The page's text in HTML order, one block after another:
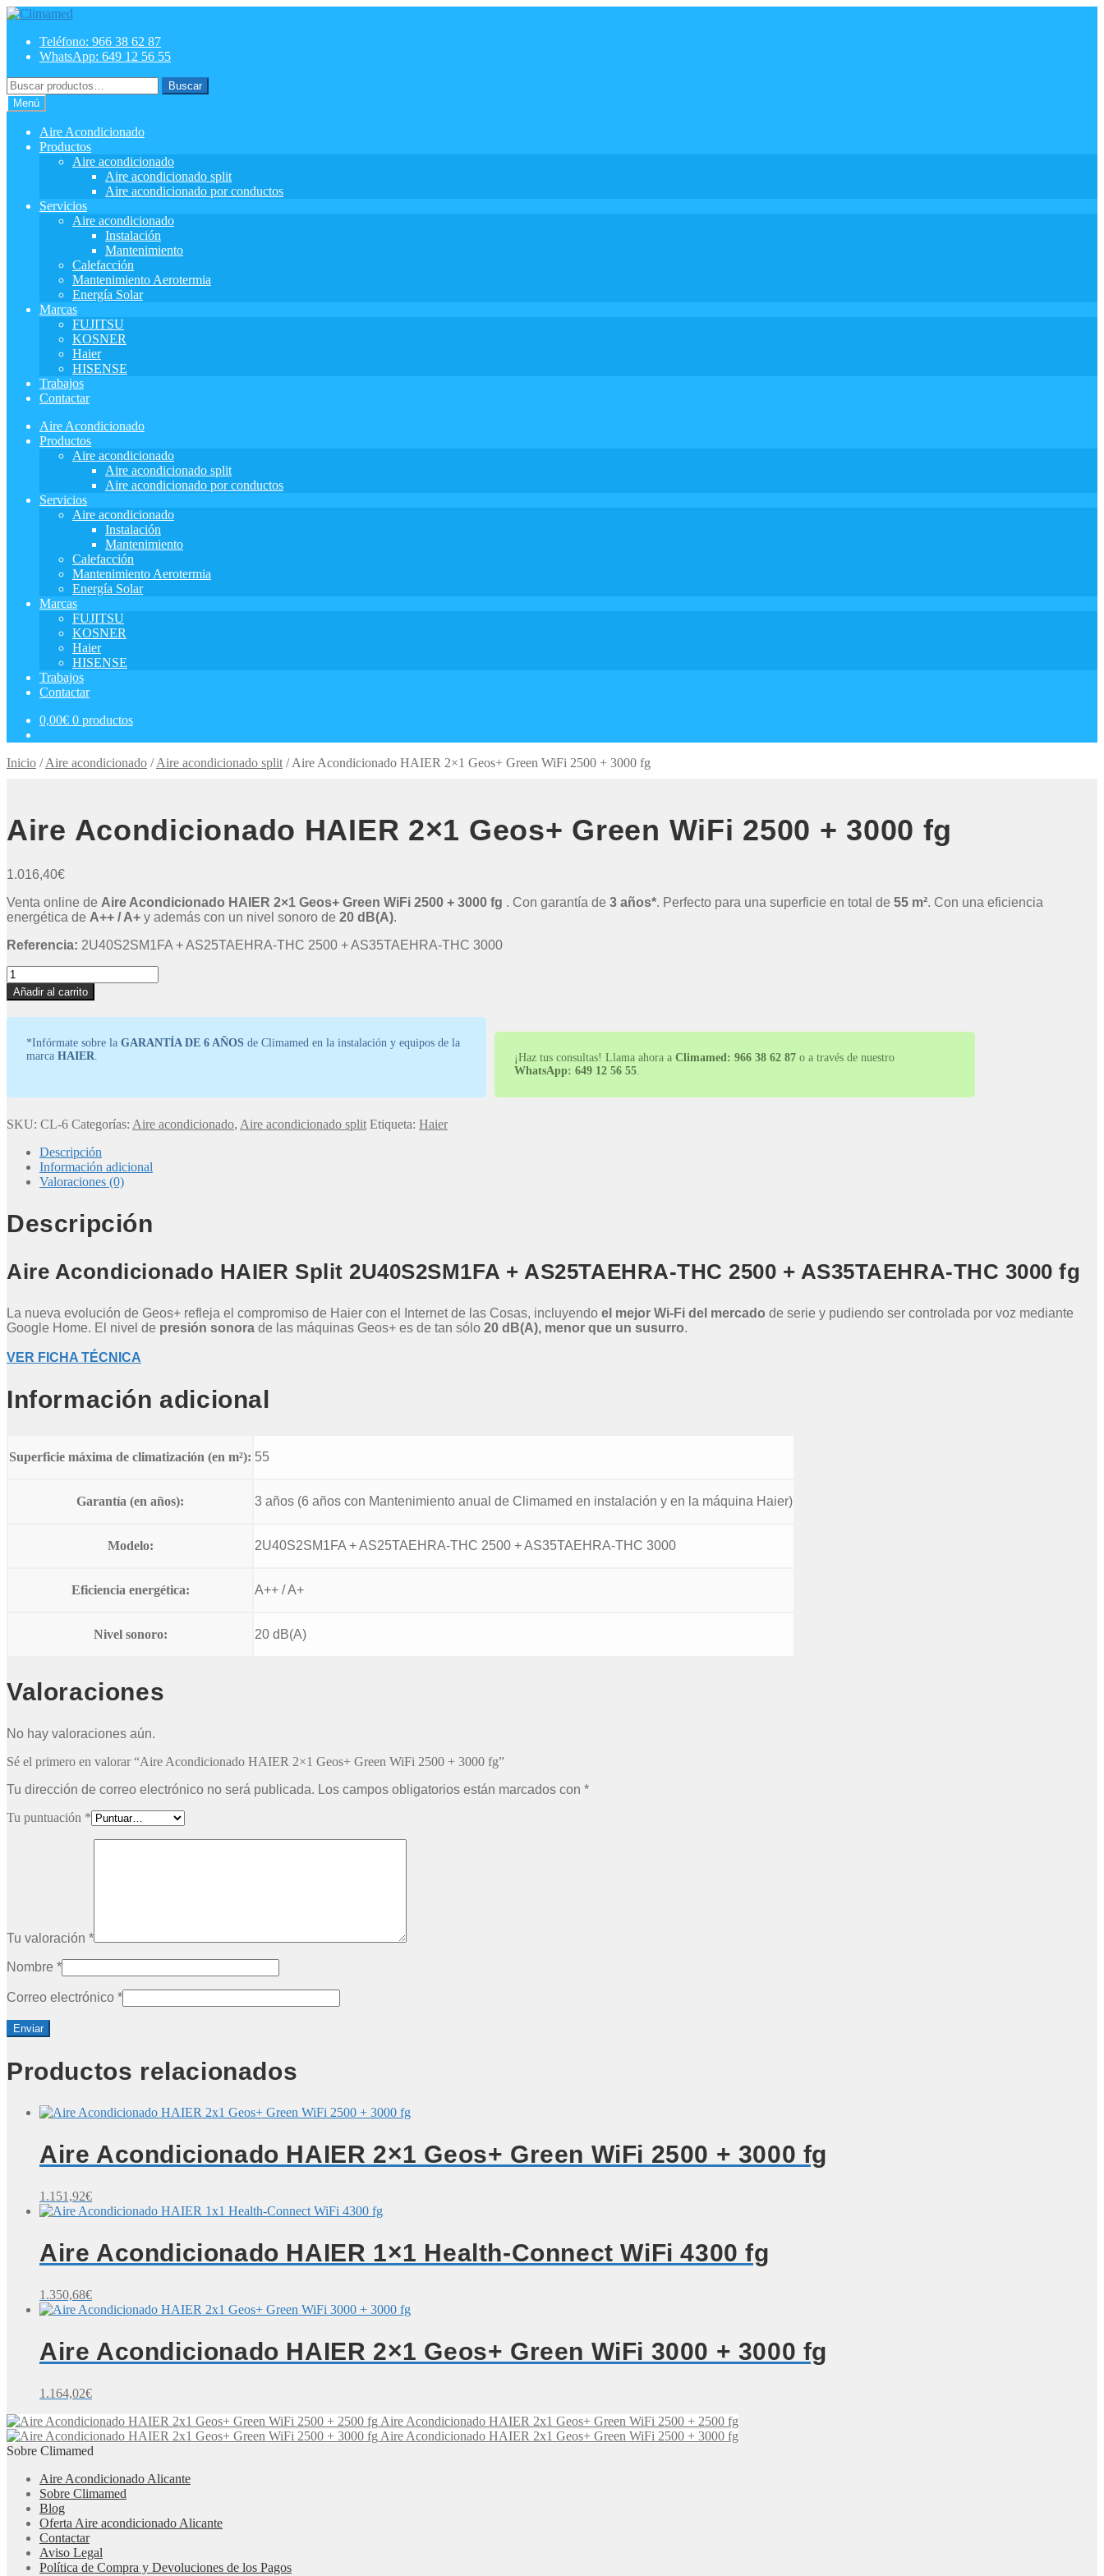
Ir
navegación
Ir
contenidoTeléfono: 966 38 62 87
WhatsApp: 649 12 56 55
Buscar
por:
Buscar
Menú
Aire Acondicionado
Productos
Aire acondicionado
Aire acondicionado split
Aire acondicionado por conductos
Servicios
Aire acondicionado
Instalación
Mantenimiento
Calefacción
Mantenimiento Aerotermia
Energía Solar
Marcas
FUJITSU
KOSNER
Haier
HISENSE
Trabajos
Contactar
Aire Acondicionado
Productos
Aire acondicionado
Aire acondicionado split
Aire acondicionado por conductos
Servicios
Aire acondicionado
Instalación
Mantenimiento
Calefacción
Mantenimiento Aerotermia
Energía Solar
Marcas
FUJITSU
KOSNER
Haier
HISENSE
Trabajos
Contactar
0,00€ 0 productos
Inicio /Aire acondicionado /Aire acondicionado split /Aire Acondicionado HAIER 2×1 Geos+ Green WiFi 2500 + 3000 fg
Aire Acondicionado HAIER 2×1 Geos+ Green WiFi 2500 + 3000 fg
1.016,40€
Venta online de Aire Acondicionado HAIER 2×1 Geos+ Green WiFi 2500 + 3000 fg . Con garantía de 3 años*. Perfecto para una superficie en total de 55 m². Con una eficiencia
energética de A++ / A+ y además con un nivel sonoro de 20 dB(A).
Referencia: 2U40S2SM1FA + AS25TAEHRA-THC 2500 + AS35TAEHRA-THC 3000
Aire
Acondicionado
HAIER
2x1
Green
WiFi
fg
Añadir al carrito
*Infórmate sobre la GARANTÍA DE 6 AÑOS de Climamed en la instalación y equipos de la
marca HAIER. ¡Haz tus consultas! Llama ahora aClimamed: 966 38 62 87 o a través de nuestro
WhatsApp: 649 12 56 55.
SKU: CL-6 Categorías: Aire acondicionado, Aire acondicionado split Etiqueta: Haier
Descripción
Información adicional
Valoraciones (0)
Descripción
Aire Acondicionado HAIER Split 2U40S2SM1FA + AS25TAEHRA-THC 2500 + AS35TAEHRA-THC 3000 fg
La nueva evolución de Geos+ refleja el compromiso de Haier con el Internet de las Cosas, incluyendo el mejor Wi-Fi del mercado de serie y pudiendo ser controlada por voz mediante
Google Home. El nivel de presión sonora de las máquinas Geos+ es de tan sólo 20 dB(A), menor que un susurro.
VER FICHA TÉCNICA
Información adicional
Superficie máxima de climatización (en m²): 55
Garantía (en años): 3 años (6 años con Mantenimiento anual de Climamed en instalación y en la máquina Haier)
Modelo: 2U40S2SM1FA + AS25TAEHRA-THC 2500 + AS35TAEHRA-THC 3000
Eficiencia energética: A++ / A+
Nivel sonoro: 20 dB(A)
Valoraciones
No hay valoraciones aún.
Sé el primero en valorar “Aire Acondicionado HAIER 2×1 Geos+ Green WiFi 2500 + 3000 fg”
Tu dirección de correo electrónico no será publicada. Los campos obligatorios están marcados con *
Tu puntuación *
Tu valoración *
Nombre *
Correo electrónico *
Productos relacionados
Aire Acondicionado HAIER 2×1 Geos+ Green WiFi 2500 + 3000 fg
1.151,92€
Aire Acondicionado HAIER 1×1 Health-Connect WiFi 4300 fg
1.350,68€
Aire Acondicionado HAIER 2×1 Geos+ Green WiFi 3000 + 3000 fg
1.164,02€
Aire Acondicionado HAIER 2x1 Geos+ Green WiFi 2500 + 2500 fg
Aire Acondicionado HAIER 2x1 Geos+ Green WiFi 2500 + 3000 fg
Sobre Climamed
Aire Acondicionado Alicante
Sobre Climamed
Blog
Oferta Aire acondicionado Alicante
Contactar
Aviso Legal
Política de Compra y Devoluciones de los Pagos